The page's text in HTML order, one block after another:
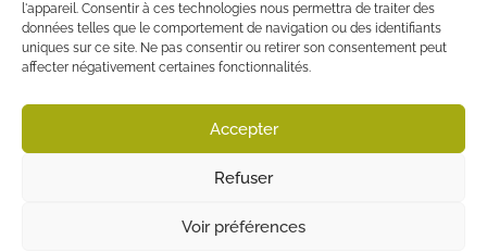
l'appareil. Consentir à ces technologies nous permettra de traiter des
données telles que le comportement de navigation ou des identifiants
uniques sur ce site. Ne pas consentir ou retirer son consentement peut
affecter négativement certaines fonctionnalités.
Accepter
Refuser
Voir préférences
©2021 Au Diable Vert - CITQ N°850002 - Tous droits réservés